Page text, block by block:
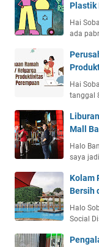
Plastik
Hai
ada
Hai
tanggal
Mall
Halo
saya
Kolam
Bersih
Halo
Social